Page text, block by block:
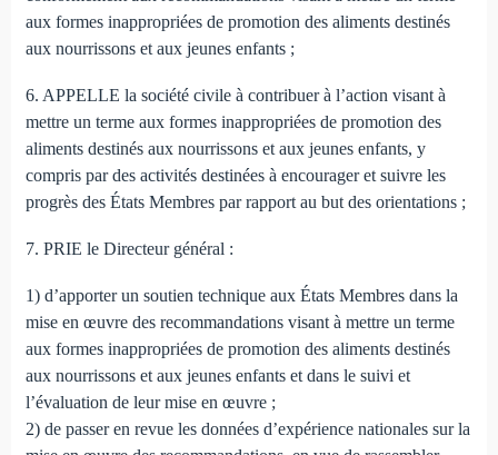
aux formes inappropriées de promotion des aliments destinés
aux nourrissons et aux jeunes enfants ;
6. APPELLE la société civile à contribuer à l’action visant à
mettre un terme aux formes inappropriées de promotion des
aliments destinés aux nourrissons et aux jeunes enfants, y
compris par des activités destinées à encourager et suivre les
progrès des États Membres par rapport au but des orientations ;
7. PRIE le Directeur général :
1) d’apporter un soutien technique aux États Membres dans la
mise en œuvre des recommandations visant à mettre un terme
aux formes inappropriées de promotion des aliments destinés
aux nourrissons et aux jeunes enfants et dans le suivi et
l’évaluation de leur mise en œuvre ;
2) de passer en revue les données d’expérience nationales sur la